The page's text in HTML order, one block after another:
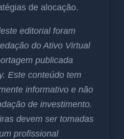
de alocação.
editorial foram
do Ativo Virtual
publicada
Este conteúdo tem
informativo e não
de investimento.
devem ser tomadas
profissional